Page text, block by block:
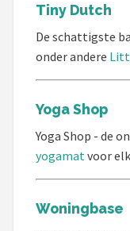
Tiny Dutch
De schattigste
onder andere
Yoga Shop
Yoga Shop - de
yogamatvoor
Woningbase